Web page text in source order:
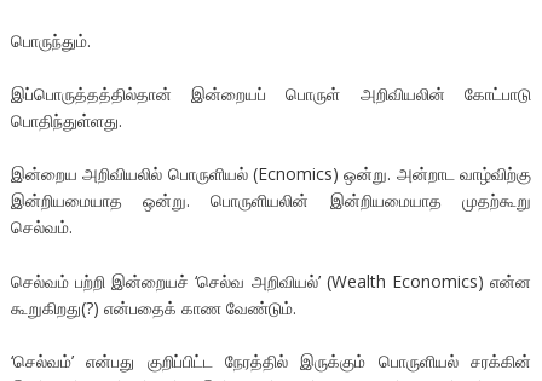
பொருந்தும்.
இப்பொருத்தத்தில்தான் இன்றையப் பொருள் அறிவியலின் கோட்பாடு
பொதிந்துள்ளது.
இன்றைய அறிவியலில் பொருளியல் (Ecnomics) ஒன்று. அன்றாட வாழ்விற்கு
இன்றியமையாத ஒன்று. பொருளியலின் இன்றியமையாத முதற்கூறு
செல்வம்.
செல்வம் பற்றி இன்றையச் ‘செல்வ அறிவியல்’ (Wealth Economics) என்ன
கூறுகிறது(?) என்பதைக் காண வேண்டும்.
‘செல்வம்’ என்பது குறிப்பிட்ட நேரத்தில் இருக்கும் பொருளியல் சரக்கின்